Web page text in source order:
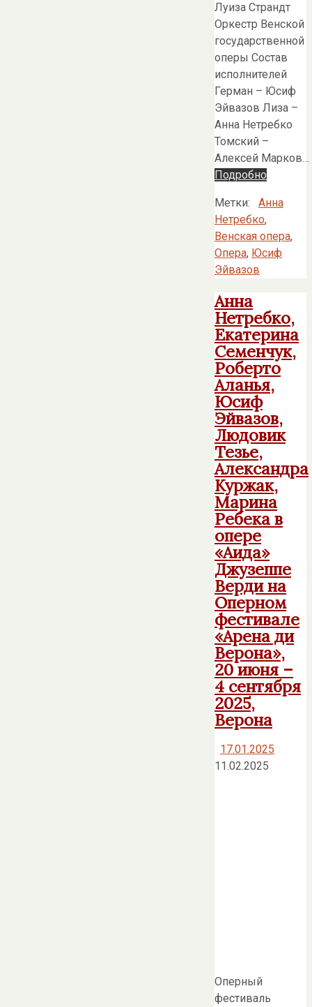
Луиза Страндт
Оркестр Венской
государственной
оперы Состав
исполнителей
Герман – Юсиф
Эйвазов Лиза –
Анна Нетребко
Томский –
Алексей Марков…
Подробно
Метки:
Анна
Нетребко,
Венская опера,
Опера, Юсиф
Эйвазов
Анна
Нетребко,
Екатерина
Семенчук,
Роберто
Аланья,
Юсиф
Эйвазов,
Людовик
Тезье,
Александра
Куржак,
Марина
Ребека в
опере
«Аида»
Джузеппе
Верди на
Оперном
фестивале
«Арена ди
Верона»,
20 июня –
4 сентября
2025,
Верона
17.01.2025
11.02.2025
Оперный
фестиваль